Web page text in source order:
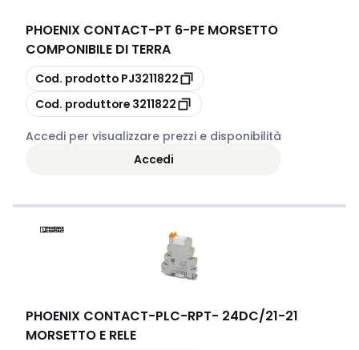
PHOENIX CONTACT-PT 6-PE MORSETTO
COMPONIBILE DI TERRA
copia
Cod. prodotto PJ3211822
copia
Cod. produttore 3211822
Accedi per visualizzare prezzi e disponibilità
Accedi
PHOENIX CONTACT-PLC-RPT- 24DC/21-21
MORSETTO E RELE